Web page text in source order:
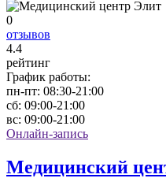
0
отзывов
4.4
рейтинг
График работы:
пн-пт: 08:30-21:00
сб: 09:00-21:00
вс: 09:00-21:00
Онлайн-запись
Медицинский